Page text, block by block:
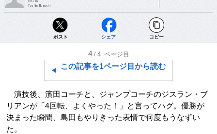
Yoshie Noguchi
ポスト シェア コピー
4 /4 ページ目
この記事を1ページ目から読む
演技後、濱田コーチと、ジャンプコーチのジスラン・ブ
リアンが「4回転、よくやった！」と言ってハグ。優勝が
決まった瞬間、島田もやりきった表情で何度もうなずい
た。